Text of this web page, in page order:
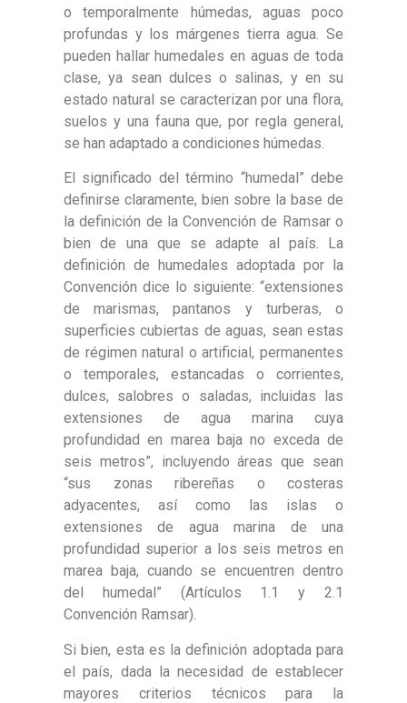
o temporalmente húmedas, aguas poco
profundas y los márgenes tierra agua. Se
pueden hallar humedales en aguas de toda
clase, ya sean dulces o salinas, y en su
estado natural se caracterizan por una flora,
suelos y una fauna que, por regla general,
se han adaptado a condiciones húmedas.
El significado del término “humedal” debe
definirse claramente, bien sobre la base de
la definición de la Convención de Ramsar o
bien de una que se adapte al país. La
definición de humedales adoptada por la
Convención dice lo siguiente: “extensiones
de marismas, pantanos y turberas, o
superficies cubiertas de aguas, sean estas
de régimen natural o artificial, permanentes
o temporales, estancadas o corrientes,
dulces, salobres o saladas, incluidas las
extensiones de agua marina cuya
profundidad en marea baja no exceda de
seis metros”, incluyendo áreas que sean
“sus zonas ribereñas o costeras
adyacentes, así como las islas o
extensiones de agua marina de una
profundidad superior a los seis metros en
marea baja, cuando se encuentren dentro
del humedal” (Artículos 1.1 y 2.1
Convención Ramsar).
Si bien, esta es la definición adoptada para
el país, dada la necesidad de establecer
mayores criterios técnicos para la